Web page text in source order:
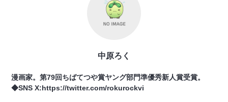
中原ろく
漫画家。第79回ちばてつや賞ヤング部門準優秀新人賞受賞。
◆SNS X:https://twitter.com/rokurockvi